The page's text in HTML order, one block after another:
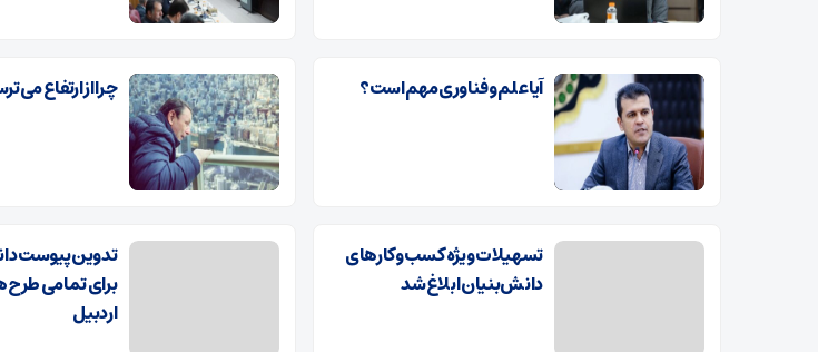
آیا علم و فناوری مهم است؟ چرا از ارتفاع
تسهیلات ویژه کسب‌وکارهای
دانش‌بنیان ابلاغ شد
تدوین پیوست
برای تمامی
اردبیل